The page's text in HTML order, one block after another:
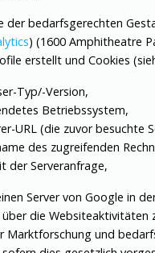
der bedarfsgerechten
) (1600 Amphitheatre
erstellt und Cookies
Typ/-Version,
Betriebssystem,
URL (die zuvor besuchte
des zugreifenden
der Serveranfrage,
Server von Google in
die Websiteaktivitäten
Marktforschung und